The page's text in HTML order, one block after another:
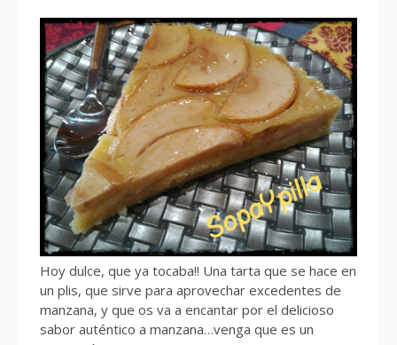
Hoy dulce, que ya tocaba!! Una tarta que se hace en
un plis, que sirve para aprovechar excedentes de
manzana, y que os va a encantar por el delicioso
sabor auténtico a manzana…venga que es un